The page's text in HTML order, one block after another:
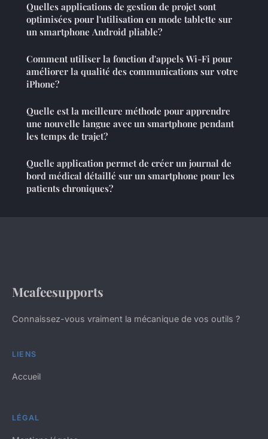
Quelles applications de gestion de projet sont
optimisées pour l'utilisation en mode tablette sur
un smartphone Android pliable?
Comment utiliser la fonction d'appels Wi-Fi pour
améliorer la qualité des communications sur votre
iPhone?
Quelle est la meilleure méthode pour apprendre
une nouvelle langue avec un smartphone pendant
les temps de trajet?
Quelle application permet de créer un journal de
bord médical détaillé sur un smartphone pour les
patients chroniques?
Mcafeesupports
Connaissez-vous vraiment la mécanique de vos outils ?
LIENS
Accueil
LÉGAL